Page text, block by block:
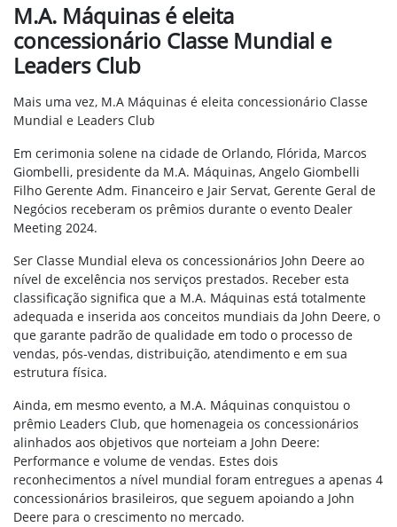
M.A. Máquinas é eleita
concessionário Classe Mundial e
Leaders Club
Mais uma vez, M.A Máquinas é eleita concessionário Classe
Mundial e Leaders Club
Em cerimonia solene na cidade de Orlando, Flórida, Marcos
Giombelli, presidente da M.A. Máquinas, Angelo Giombelli
Filho Gerente Adm. Financeiro e Jair Servat, Gerente Geral de
Negócios receberam os prêmios durante o evento Dealer
Meeting 2024.
Ser Classe Mundial eleva os concessionários John Deere ao
nível de excelência nos serviços prestados. Receber esta
classificação significa que a M.A. Máquinas está totalmente
adequada e inserida aos conceitos mundiais da John Deere, o
que garante padrão de qualidade em todo o processo de
vendas, pós-vendas, distribuição, atendimento e em sua
estrutura física.
Ainda, em mesmo evento, a M.A. Máquinas conquistou o
prêmio Leaders Club, que homenageia os concessionários
alinhados aos objetivos que norteiam a John Deere:
Performance e volume de vendas. Estes dois
reconhecimentos a nível mundial foram entregues a apenas 4
concessionários brasileiros, que seguem apoiando a John
Deere para o crescimento no mercado.